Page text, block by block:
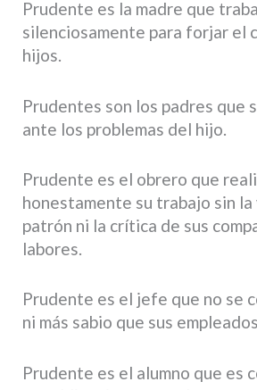
Prudente es la madre que
silenciosamente para forjar el
hijos.
Prudentes son los padres que
ante los problemas del hijo.
Prudente es el obrero que
honestamente su trabajo sin
patrón ni la crítica de sus
labores.
Prudente es el jefe que no se
ni más sabio que sus
Prudente es el alumno que es